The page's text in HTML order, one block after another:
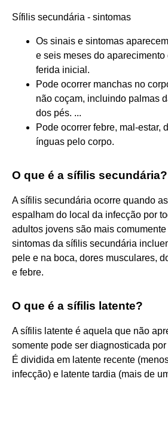
Sífilis secundária - sintomas
Os sinais e sintomas
e seis meses do aparecimento
ferida inicial.
Pode ocorrer manchas no
não coçam, incluindo palmas
dos pés. ...
Pode ocorrer febre, mal-estar,
ínguas pelo corpo.
O que é a sífilis secundária?
A sífilis secundária ocorre quando
espalham do local da infecção por
adultos jovens são mais
sintomas da sífilis secundária
pele e na boca, dores musculares,
e febre.
O que é a sífilis latente?
A sífilis latente é aquela que não
somente pode ser diagnosticada
É dividida em latente recente
infecção) e latente tardia (mais de